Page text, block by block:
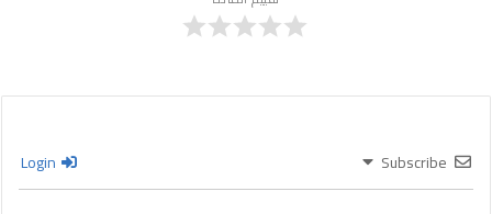
Subscribe